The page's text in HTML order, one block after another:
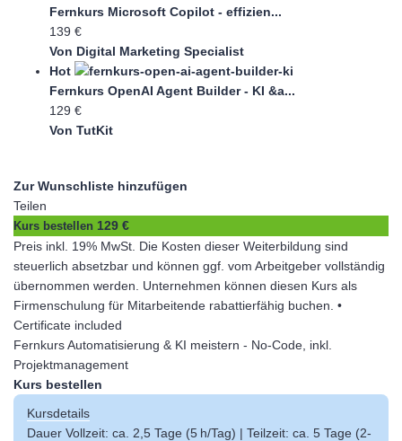
Fernkurs Microsoft Copilot - effizien...
139 €
Von Digital Marketing Specialist
Hot
Fernkurs OpenAI Agent Builder - KI &a...
129 €
Von TutKit
Zur Wunschliste hinzufügen
Teilen
Kurs bestellen 129 €
Preis inkl. 19% MwSt. Die Kosten dieser Weiterbildung sind
steuerlich absetzbar und können ggf. vom Arbeitgeber vollständig
übernommen werden. Unternehmen können diesen Kurs als
Firmenschulung für Mitarbeitende rabattierfähig buchen. •
Certificate included
Fernkurs Automatisierung & KI meistern - No-Code, inkl.
Projektmanagement
Kurs bestellen
Kursdetails
Dauer Vollzeit: ca. 2,5 Tage (5 h/Tag) | Teilzeit: ca. 5 Tage (2-